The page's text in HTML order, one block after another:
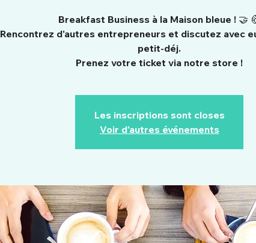
Breakfast Business à la Maison bleue ! 🤝
Rencontrez d'autres entrepreneurs et discutez avec
petit-déj.
Prenez votre ticket via notre store !
Les inscriptions sont closes
Voir d'autres événements